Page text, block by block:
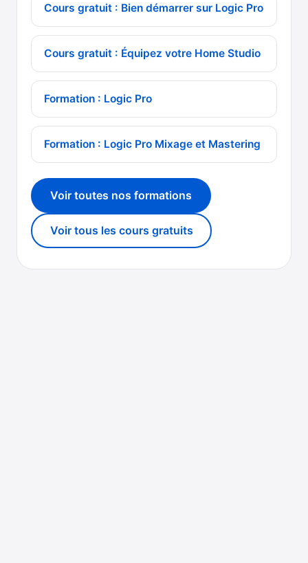
Cours gratuit : Bien démarrer sur Logic Pro
Cours gratuit : Équipez votre Home Studio
Formation : Logic Pro
Formation : Logic Pro Mixage et Mastering
Voir toutes nos formations
Voir tous les cours gratuits